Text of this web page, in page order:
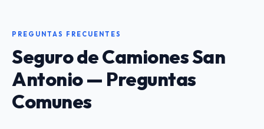
PREGUNTAS FRECUENTES
Seguro de Camiones San
Antonio — Preguntas
Comunes